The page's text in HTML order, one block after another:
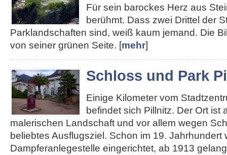
Für sein barockes Herz aus
berühmt. Dass zwei Drittel der
Parklandschaften sind, weiß kaum jemand. Die
von seiner grünen Seite. [mehr]
Schloss und Park
Einige Kilometer vom
befindet sich Pillnitz. Der Ort ist
malerischen Landschaft und vor allem wegen
beliebtes Ausflugsziel. Schon im 19. Jahrhundert
Dampferanlegestelle eingerichtet, ab 1913